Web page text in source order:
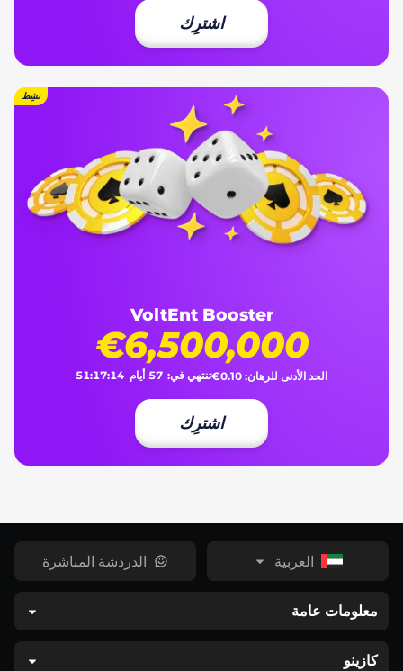
اشترِك
نشِط
VoltEnt Booster
€6,500,000
الحد الأدنى للرهان: €0.10تنتهي في: 57 أيام 14
:
17
:
51
اشترِك
العربية الدردشة المباشرة
معلومات عامة
كازينو